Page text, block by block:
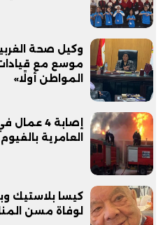
وكيل صحة
موسع مع
المواطن أولًا»
إصابة 4
العامرية بالفيوم
كيسا بلاستيك
لوفاة مسن